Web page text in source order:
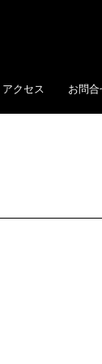
アクセス お問合